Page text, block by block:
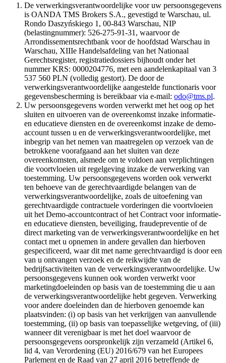
De verwerkingsverantwoordelijke voor uw persoonsgegevens
is OANDA TMS Brokers S.A., gevestigd te Warschau, ul.
Rondo Daszyńskiego 1, 00-843 Warschau, NIP
(belastingnummer): 526-275-91-31, waarvoor de
Arrondissementsrechtbank voor de hoofdstad Warschau in
Warschau, XIIIe Handelsafdeling van het Nationaal
Gerechtsregister, registratiedossiers bijhoudt onder het
nummer KRS: 0000204776, met een aandelenkapitaal van 3
537 560 PLN (volledig gestort). De door de
verwerkingsverantwoordelijke aangestelde functionaris voor
gegevensbescherming is bereikbaar via e-mail: odo@tms.pl.
Uw persoonsgegevens worden verwerkt met het oog op het
sluiten en uitvoeren van de overeenkomst inzake informatie-
en educatieve diensten en de overeenkomst inzake de demo-
account tussen u en de verwerkingsverantwoordelijke, met
inbegrip van het nemen van maatregelen op verzoek van de
betrokkene voorafgaand aan het sluiten van deze
overeenkomsten, alsmede om te voldoen aan verplichtingen
die voortvloeien uit regelgeving inzake de verwerking van
toestemming. Uw persoonsgegevens worden ook verwerkt
ten behoeve van de gerechtvaardigde belangen van de
verwerkingsverantwoordelijke, zoals de uitoefening van
gerechtvaardigde contractuele vorderingen die voortvloeien
uit het Demo-accountcontract of het Contract voor informatie-
en educatieve diensten, beveiliging, fraudepreventie of de
direct marketing van de verwerkingsverantwoordelijke en het
contact met u opnemen in andere gevallen dan hierboven
gespecificeerd, waar dit met name gerechtvaardigd is door een
van u ontvangen verzoek en de reikwijdte van de
bedrijfsactiviteiten van de verwerkingsverantwoordelijke. Uw
persoonsgegevens kunnen ook worden verwerkt voor
marketingdoeleinden op basis van de toestemming die u aan
de verwerkingsverantwoordelijke hebt gegeven. Verwerking
voor andere doeleinden dan de hierboven genoemde kan
plaatsvinden: (i) op basis van het verkrijgen van aanvullende
toestemming, (ii) op basis van toepasselijke wetgeving, of (iii)
wanneer dit verenigbaar is met het doel waarvoor de
persoonsgegevens oorspronkelijk zijn verzameld (Artikel 6,
lid 4, van Verordening (EU) 2016/679 van het Europees
Parlement en de Raad van 27 april 2016 betreffende de